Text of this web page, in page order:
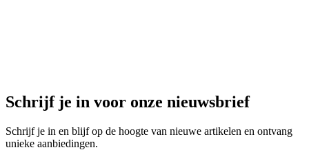
Schrijf je in voor onze nieuwsbrief
Schrijf je in en blijf op de hoogte van nieuwe artikelen en ontvang
unieke aanbiedingen.